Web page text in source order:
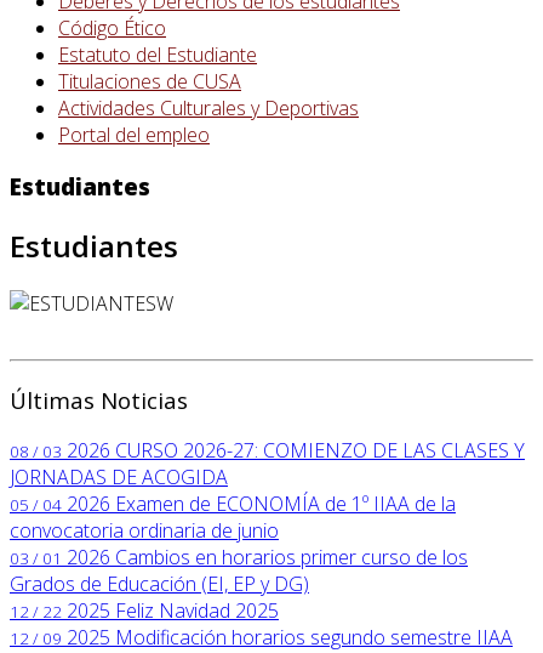
Código Ético
Estatuto del Estudiante
Titulaciones de CUSA
Actividades Culturales y Deportivas
Portal del empleo
Estudiantes
Estudiantes
Últimas Noticias
08 / 03 2026 CURSO 2026-27: COMIENZO DE LAS CLASES Y
JORNADAS DE ACOGIDA
05 / 04 2026 Examen de ECONOMÍA de 1º IIAA de la
convocatoria ordinaria de junio
03 / 01 2026 Cambios en horarios primer curso de los
Grados de Educación (EI, EP y DG)
12 / 22 2025 Feliz Navidad 2025
12 / 09 2025 Modificación horarios segundo semestre IIAA